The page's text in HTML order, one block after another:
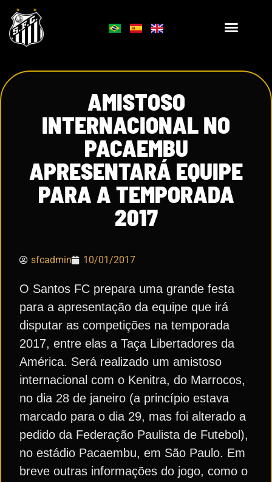
AMISTOSO
INTERNACIONAL NO
PACAEMBU
APRESENTARÁ EQUIPE
PARA A TEMPORADA
2017
sfcadmin 10/01/2017
O Santos FC prepara uma grande festa
para a apresentação da equipe que irá
disputar as competições na temporada
2017, entre elas a Taça Libertadores da
América. Será realizado um amistoso
internacional com o Kenitra, do Marrocos,
no dia 28 de janeiro (a princípio estava
marcado para o dia 29, mas foi alterado a
pedido da Federação Paulista de Futebol),
no estádio Pacaembu, em São Paulo. Em
breve outras informações do jogo, como o